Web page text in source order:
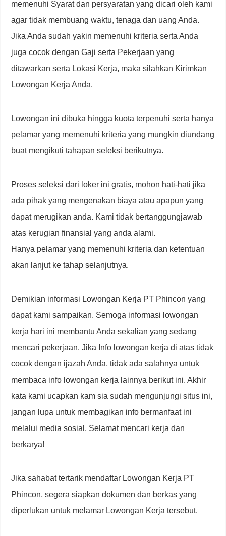
memenuhi Syarat dan persyaratan yang dicari oleh kami
agar tidak membuang waktu, tenaga dan uang Anda.
Jika Anda sudah yakin memenuhi kriteria serta Anda
juga cocok dengan Gaji serta Pekerjaan yang
ditawarkan serta Lokasi Kerja, maka silahkan Kirimkan
Lowongan Kerja Anda.
Lowongan ini dibuka hingga kuota terpenuhi serta hanya
pelamar yang memenuhi kriteria yang mungkin diundang
buat mengikuti tahapan seleksi berikutnya.
Proses seleksi dari loker ini gratis, mohon hati-hati jika
ada pihak yang mengenakan biaya atau apapun yang
dapat merugikan anda. Kami tidak bertanggungjawab
atas kerugian finansial yang anda alami.
Hanya pelamar yang memenuhi kriteria dan ketentuan
akan lanjut ke tahap selanjutnya.
Demikian informasi Lowongan Kerja PT Phincon yang
dapat kami sampaikan. Semoga informasi lowongan
kerja hari ini membantu Anda sekalian yang sedang
mencari pekerjaan. Jika Info lowongan kerja di atas tidak
cocok dengan ijazah Anda, tidak ada salahnya untuk
membaca info lowongan kerja lainnya berikut ini. Akhir
kata kami ucapkan kam sia sudah mengunjungi situs ini,
jangan lupa untuk membagikan info bermanfaat ini
melalui media sosial. Selamat mencari kerja dan
berkarya!
Jika sahabat tertarik mendaftar Lowongan Kerja PT
Phincon, segera siapkan dokumen dan berkas yang
diperlukan untuk melamar Lowongan Kerja tersebut.